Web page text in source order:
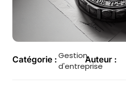
Catégorie : Gestion
d'entreprise
Auteur :